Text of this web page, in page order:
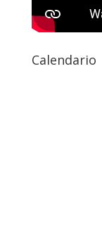
Calendario